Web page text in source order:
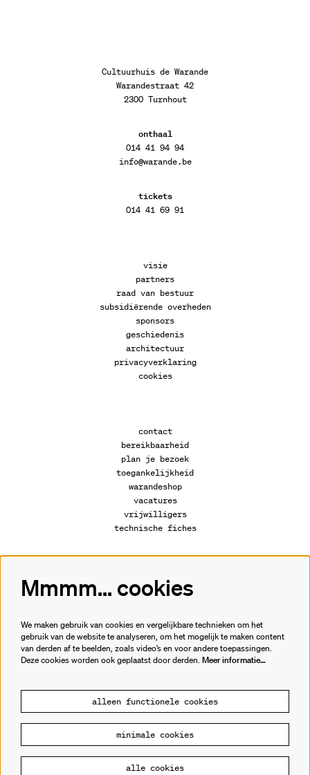
Cultuurhuis de Warande
Warandestraat 42
2300 Turnhout
onthaal
014 41 94 94
info@warande.be
tickets
014 41 69 91
visie
partners
raad van bestuur
subsidiërende overheden
sponsors
geschiedenis
architectuur
privacyverklaring
cookies
contact
bereikbaarheid
plan je bezoek
toegankelijkheid
warandeshop
vacatures
vrijwilligers
technische fiches
Volg ons
Meld je aan voor de nieuwsbrief.
© Cultuurhuis de Warande
Powered byCultureSuite
Mmmm... cookies
We maken gebruik van cookies en vergelijkbare technieken om het
gebruik van de website te analyseren, om het mogelijk te maken content
van derden af te beelden, zoals video’s en voor andere toepassingen.
Deze cookies worden ook geplaatst door derden. Meer informatie…
alleen functionele cookies
minimale cookies
alle cookies